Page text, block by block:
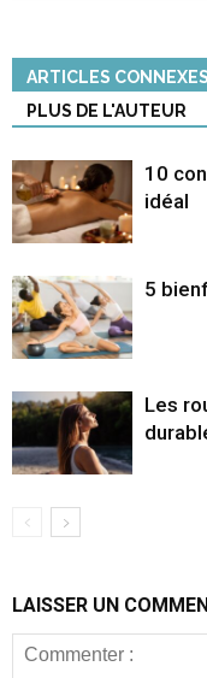
ARTICLES CONNEXES
PLUS DE L'AUTEUR
10
idéal
5
Les
LAISSER UN